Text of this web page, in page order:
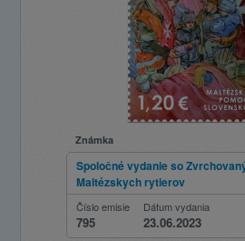
Známka
Spoločné vydanie so
Maltézskych rytierov
Číslo emisie
795
Dátum vydania
23.06.2023